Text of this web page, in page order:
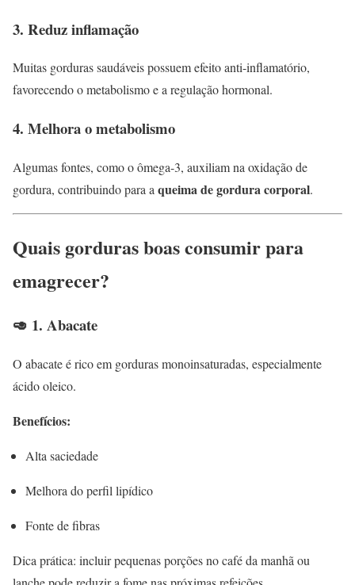
3. Reduz inflamação
Muitas gorduras saudáveis possuem efeito anti-inflamatório,
favorecendo o metabolismo e a regulação hormonal.
4. Melhora o metabolismo
Algumas fontes, como o ômega-3, auxiliam na oxidação de
gordura, contribuindo para a queima de gordura corporal.
Quais gorduras boas consumir para
emagrecer?
🥑 1. Abacate
O abacate é rico em gorduras monoinsaturadas, especialmente
ácido oleico.
Benefícios:
Alta saciedade
Melhora do perfil lipídico
Fonte de fibras
Dica prática: incluir pequenas porções no café da manhã ou